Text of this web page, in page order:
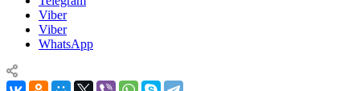
Viber
Viber
WhatsApp